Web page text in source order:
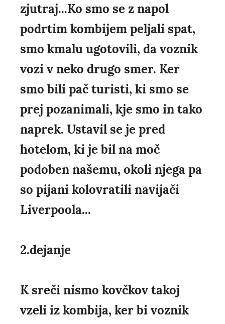
zjutraj...Ko smo se z napol
podrtim kombijem peljali spat,
smo kmalu ugotovili, da voznik
vozi v neko drugo smer. Ker
smo bili pač turisti, ki smo se
prej pozanimali, kje smo in tako
naprek. Ustavil se je pred
hotelom, ki je bil na moč
podoben našemu, okoli njega pa
so pijani kolovratili navijači
Liverpoola...
2.dejanje
K sreči nismo kovčkov takoj
vzeli iz kombija, ker bi voznik